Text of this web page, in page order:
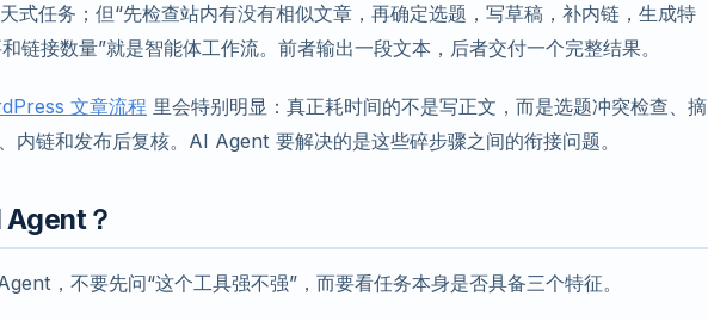
式任务；但“先检查站内有没有相似文章，再确定选题，写草稿，补内链，生成特
链接数量”就是智能体工作流。前者输出一段文本，后者交付一个完整结果。
文章流程 里会特别明显：真正耗时间的不是写正文，而是选题冲突检查、摘
内链和发布后复核。AI Agent 要解决的是这些碎步骤之间的衔接问题。
Agent？
，不要先问“这个工具强不强”，而要看任务本身是否具备三个特征。